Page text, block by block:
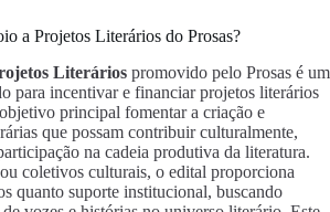
a Projetos Literários do Prosas?
Literários promovido pelo Prosas é um
para incentivar e financiar projetos literários
principal fomentar a criação e
que possam contribuir culturalmente,
na cadeia produtiva da literatura.
coletivos culturais, o edital proporciona
quanto suporte institucional, buscando